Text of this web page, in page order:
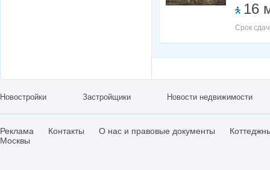
16
Срок
Новостройки Застройщики Новости недвижимости
Реклама Контакты О нас и правовые документы
Москвы